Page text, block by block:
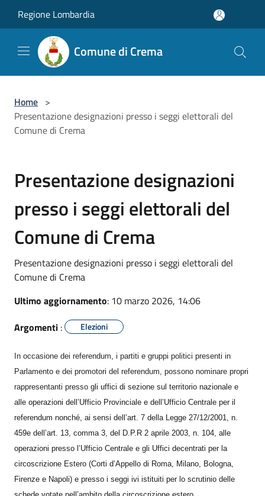
Regione Lombardia
Comune di Crema
Home >
Presentazione designazioni presso i seggi elettorali del
Comune di Crema
Presentazione designazioni
presso i seggi elettorali del
Comune di Crema
Presentazione designazioni presso i seggi elettorali del
Comune di Crema
Ultimo aggiornamento: 10 marzo 2026, 14:06
Argomenti : Elezioni
In occasione dei referendum, i partiti e gruppi politici presenti in
Parlamento e dei promotori del referendum, possono nominare propri
rappresentanti presso gli uffici di sezione sul territorio nazionale e
alle operazioni dell’Ufficio Provinciale e dell’Ufficio Centrale per il
referendum nonché, ai sensi dell’art. 7 della Legge 27/12/2001, n.
459e dell’art. 13, comma 3, del D.P.R 2 aprile 2003, n. 104, alle
operazioni presso l’Ufficio Centrale e gli Uffici decentrati per la
circoscrizione Estero (Corti d’Appello di Roma, Milano, Bologna,
Firenze e Napoli) e presso i seggi ivi istituiti per lo scrutinio delle